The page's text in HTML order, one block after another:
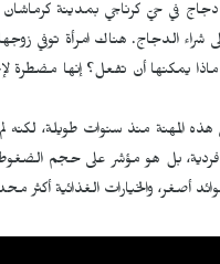
في حيّ كرناجي بمدينة
شراء الدجاج. هناك امرأة توفي
ماذا يمكنها أن تفعل؟ إنها مضطرة
هذه المهنة منذ سنوات طويلة،
بل هو مؤشر على حجم الضغوط
أصغر، والخيارات الغذائية